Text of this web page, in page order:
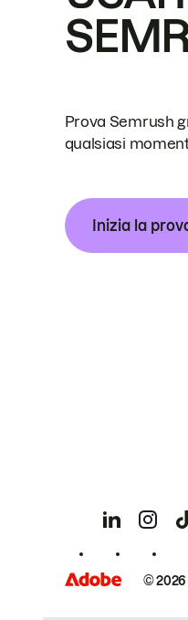
Prova Semrush
qualsiasi
Inizia la
©